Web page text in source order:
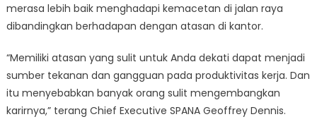
merasa lebih baik menghadapi kemacetan di jalan raya
dibandingkan berhadapan dengan atasan di kantor.
“Memiliki atasan yang sulit untuk Anda dekati dapat menjadi
sumber tekanan dan gangguan pada produktivitas kerja. Dan
itu menyebabkan banyak orang sulit mengembangkan
karirnya,” terang Chief Executive SPANA Geoffrey Dennis.